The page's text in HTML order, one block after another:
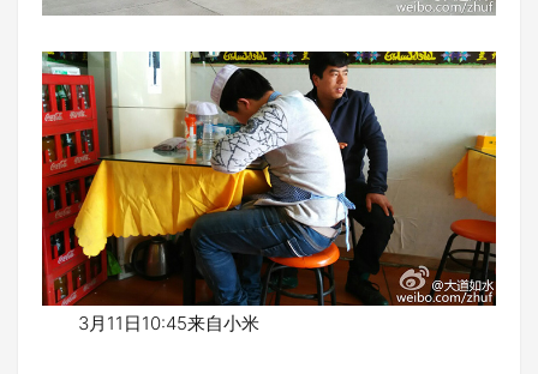
3月11日10:45来自小米